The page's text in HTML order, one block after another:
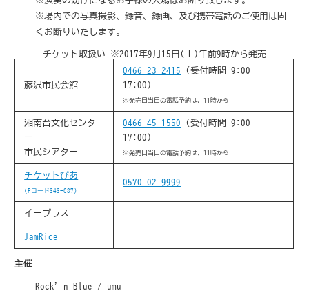
※場内での写真撮影、録音、録画、及び携帯電話のご使用は固
くお断りいたします。
チケット取扱い ※2017年9月15日(土)午前9時から発売
藤沢市民会館
0466-23-2415 (受付時間 9:00-
17:00)
※発売日当日の電話予約は、11時から
湘南台文化センタ
ー
市民シアター
0466-45-1550 (受付時間 9:00-
17:00)
※発売日当日の電話予約は、11時から
チケットぴあ
(Pコード343-087)
0570-02-9999
イープラス
JamRice
主催
Rock’n Blue / umu